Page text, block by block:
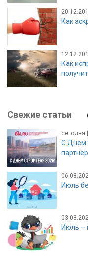
Как
Как
Свежие статьи
сегодня
С Днём
Июль
Июль –